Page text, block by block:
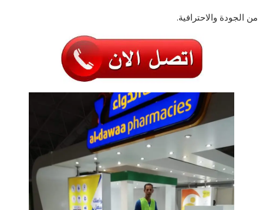
من الجودة والاحترافية.